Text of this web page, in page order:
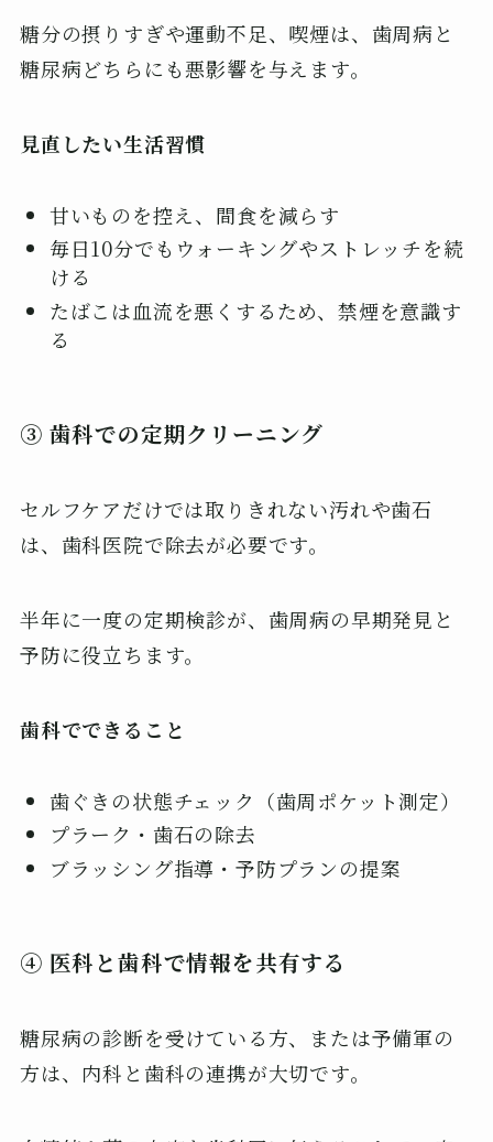
糖分の摂りすぎや運動不足、喫煙は、歯周病と
糖尿病どちらにも悪影響を与えます。
見直したい生活習慣
甘いものを控え、間食を減らす
毎日10分でもウォーキングやストレッチを続
ける
たばこは血流を悪くするため、禁煙を意識す
る
③ 歯科での定期クリーニング
セルフケアだけでは取りきれない汚れや歯石
は、歯科医院で除去が必要です。
半年に一度の定期検診が、歯周病の早期発見と
予防に役立ちます。
歯科でできること
歯ぐきの状態チェック（歯周ポケット測定）
プラーク・歯石の除去
ブラッシング指導・予防プランの提案
④ 医科と歯科で情報を共有する
糖尿病の診断を受けている方、または予備軍の
方は、内科と歯科の連携が大切です。